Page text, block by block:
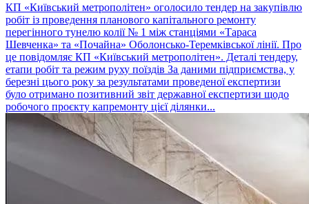
КП «Київський метрополітен» оголосило тендер на закупівлю
робіт із проведення планового капітального ремонту
перегінного тунелю колії № 1 між станціями «Тараса
Шевченка» та «Почайна» Оболонсько-Теремківської лінії. Про
це повідомляє КП «Київський метрополітен». Деталі тендеру,
етапи робіт та режим руху поїздів За даними підприємства, у
березні цього року за результатами проведеної експертизи
було отримано позитивний звіт державної експертизи щодо
робочого проєкту капремонту цієї ділянки...